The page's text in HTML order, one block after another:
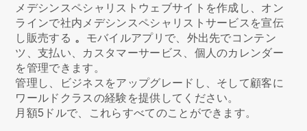
メデシンスペシャリストウェブサイトを作成し、オン
ラインで社内メデシンスペシャリストサービスを宣伝
し販売する 。 モバイルアプリで、外出先でコンテン
ツ、支払い、カスタマーサービス、個人のカレンダー
を管理できます。
管理し、ビジネスをアップグレードし、そして顧客に
ワールドクラスの経験を提供してください。
月額5ドルで、これらすべてのことができます。